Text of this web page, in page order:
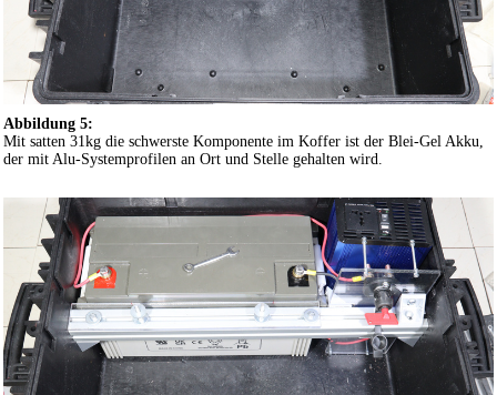
Abbildung 5:
Mit satten 31kg die schwerste Komponente im Koffer ist der Blei-Gel Akku,
der mit Alu-Systemprofilen an Ort und Stelle gehalten wird.